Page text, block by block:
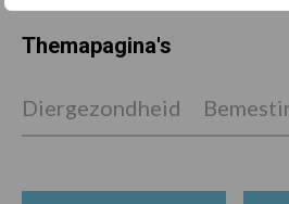
Themapagina's
Diergezondheid